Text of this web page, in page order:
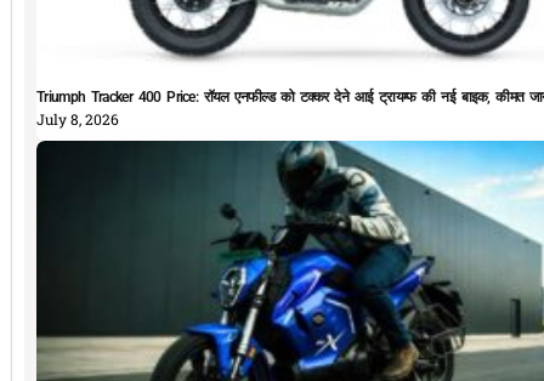
Triumph Tracker 400 Price: रॉयल एनफील्ड को टक्कर देने आई ट्रायम्फ की नई बाइक, कीमत
July 8, 2026